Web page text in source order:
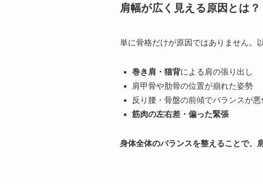
肩幅が広く見える原因とは？
単に骨格だけが原因ではありません。
巻き肩・猫背による肩の張り出し
肩甲骨や肋骨の位置が崩れた姿勢
反り腰・骨盤の前傾でバランスが悪
筋肉の左右差・偏った緊張
身体全体のバランスを整えることで、